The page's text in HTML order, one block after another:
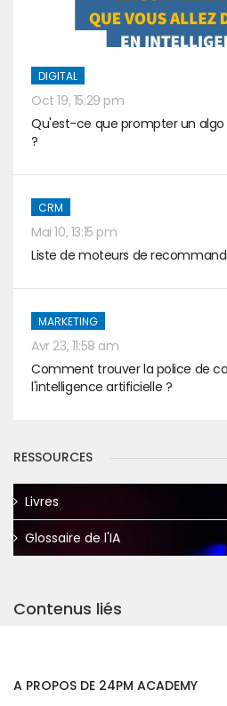
DIGITAL
Oct 19, 15:29 pm
Qu'est-ce que prompter un
?
CRM
Mai 10, 13:15 pm
Liste de moteurs de
MARKETING
Avr 23, 11:58 am
Comment trouver la police de
l'intelligence artificielle ?
RESSOURCES
Livres
Glossaire de l'IA
Contenus liés
A PROPOS DE 24PM ACADEMY